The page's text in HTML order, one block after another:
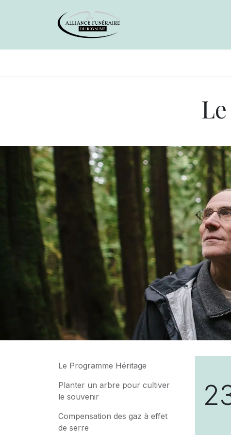
Le Programme Héritage
Planter un arbre pour cultiver
le souvenir
Compensation des gaz à effet
de serre